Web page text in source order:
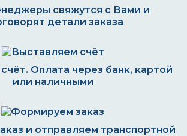
свяжутся с Вами и
детали заказа
Оплата через банк, картой
или наличными
и отправляем транспортной